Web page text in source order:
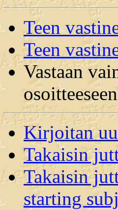
Teen
Teen
Vastaan
Kirjoitan
Takaisin
Takaisin
starting